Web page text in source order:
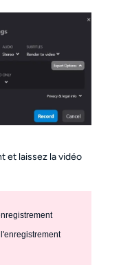
et laissez la vidéo